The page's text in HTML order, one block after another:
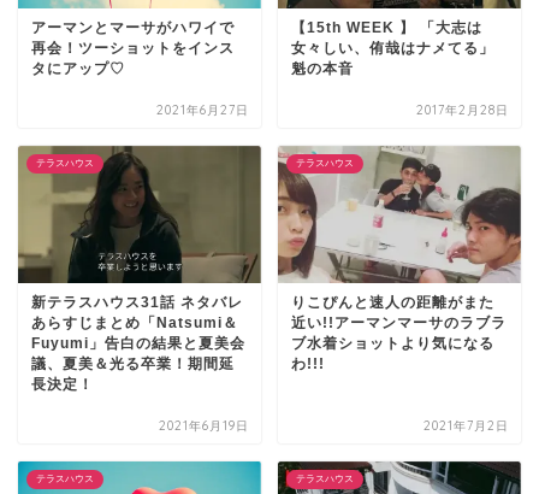
アーマンとマーサがハワイで
再会！ツーショットをインス
タにアップ♡
2021年6月27日
【15th WEEK 】 「大志は
女々しい、侑哉はナメてる」
魁の本音
2017年2月28日
テラスハウス
新テラスハウス31話 ネタバレ
あらすじまとめ「Natsumi＆
Fuyumi」告白の結果と夏美会
議、夏美＆光る卒業！期間延
長決定！
2021年6月19日
テラスハウス
りこぴんと速人の距離がまた
近い!!アーマンマーサのラブラ
ブ水着ショットより気になる
わ!!!
2021年7月2日
テラスハウス テラスハウス